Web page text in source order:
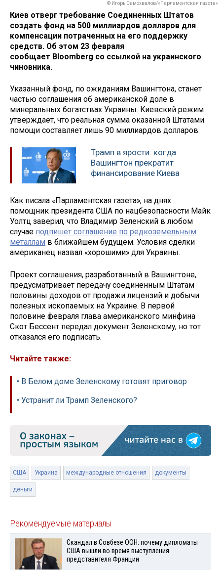
© Игорь Самохвалов/«Парламентская газета»
Киев отверг требование Соединенных Штатов
создать фонд на 500 миллиардов долларов для
компенсации потраченных на его поддержку
средств. Об этом 23 февраля
сообщает Bloomberg со ссылкой на украинского
чиновника.
Указанный фонд, по ожиданиям Вашингтона, станет
частью соглашения об американской доле в
минеральных богатствах Украины. Киевский режим
утверждает, что реальная сумма оказанной Штатами
помощи составляет лишь 90 миллиардов долларов.
Трамп в ярости: когда
Вашингтон прекратит
финансирование Киева
Как писала «Парламентская газета», на днях
помощник президента США по нацбезопасности Майк
Уолтц заверил, что Владимир Зеленский в любом
случае подпишет соглашение по редкоземельным
металлам в ближайшем будущем. Условия сделки
американец назвал «хорошими» для Украины.
Проект соглашения, разработанный в Вашингтоне,
предусматривает передачу соединенным Штатам
половины доходов от продажи лицензий и добычи
полезных ископаемых на Украине. В первой
половине февраля глава американского минфина
Скот Бессент передал документ Зеленскому, но тот
отказался его подписать.
Читайте также:
• В Белом доме Зеленскому готовят приговор
• Устранит ли Трамп Зеленского?
США Украина международные отношения документы
деньги
Рекомендуемые материалы
Скандал в Совбезе ООН: почему дипломаты
США вышли во время выступления
представителя Франции